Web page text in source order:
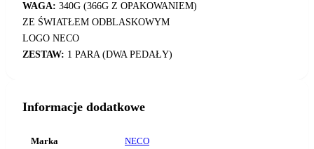
WAGA: 340G (366G Z OPAKOWANIEM)
ZE ŚWIATŁEM ODBLASKOWYM
LOGO NECO
ZESTAW: 1 PARA (DWA PEDAŁY)
Informacje dodatkowe
Marka NECO